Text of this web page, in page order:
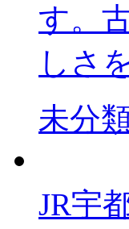
す。
しさ
未分
JR